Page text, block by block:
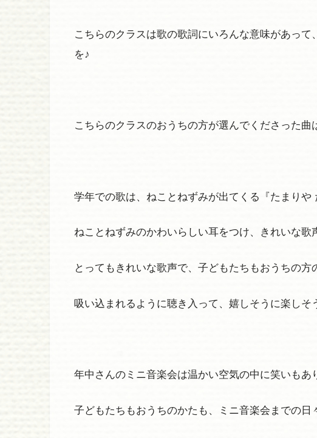
こちらのクラスは歌の歌詞にいろんな意味があっ
を♪
こちらのクラスのおうちの方が選んでくださった
学年での歌は、ねことねずみが出てくる『たまりや
ねことねずみのかわいらしい耳をつけ、きれいな歌
とってもきれいな歌声で、子どもたちもおうちの方
吸い込まれるように聴き入って、嬉しそうに楽しそ
年中さんのミニ音楽会は温かい空気の中に笑いもあ
子どもたちもおうちのかたも、ミニ音楽会までの日